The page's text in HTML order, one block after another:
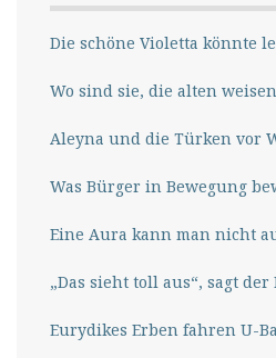
Die schöne Violetta könnte
Wo sind sie, die alten
Aleyna und die Türken vor
Was Bürger in Bewegung
Eine Aura kann man nicht
„Das sieht toll aus“, sagt
Eurydikes Erben fahren U-